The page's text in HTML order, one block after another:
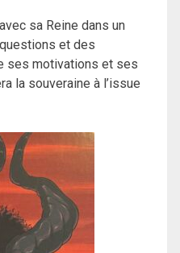
sa Reine dans un
et des
ses motivations et ses
la souveraine à l’issue